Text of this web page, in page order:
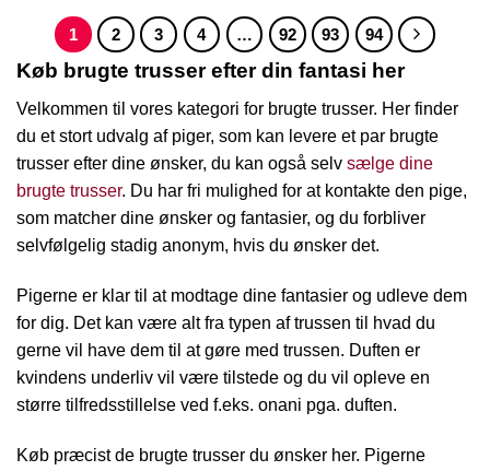
1 2 3 4 … 92 93 94
Køb brugte trusser efter din fantasi her
Velkommen til vores kategori for brugte trusser. Her finder
du et stort udvalg af piger, som kan levere et par brugte
trusser efter dine ønsker, du kan også selv sælge dine
brugte trusser. Du har fri mulighed for at kontakte den pige,
som matcher dine ønsker og fantasier, og du forbliver
selvfølgelig stadig anonym, hvis du ønsker det.
Pigerne er klar til at modtage dine fantasier og udleve dem
for dig. Det kan være alt fra typen af trussen til hvad du
gerne vil have dem til at gøre med trussen. Duften er
kvindens underliv vil være tilstede og du vil opleve en
større tilfredsstillelse ved f.eks. onani pga. duften.
Køb præcist de brugte trusser du ønsker her. Pigerne